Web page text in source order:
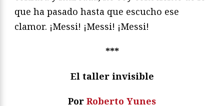
que ha pasado hasta que escucho ese
clamor. ¡Messi! ¡Messi! ¡Messi!
***
El taller invisible
Por Roberto Yunes